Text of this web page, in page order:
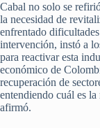
Cabal no solo se
la necesidad de
enfrentado
intervención, instó a
para reactivar esta
económico de
recuperación de
entendiendo cuál es
afirmó.